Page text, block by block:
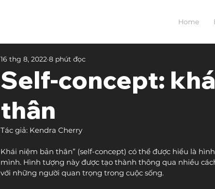
Home
Self-concept:
thân
16 thg 8, 2022 8 phút đọc
Tác giả: Kendra Cherry
Khái niệm bản thân” (self-concept) có thể được hiểu là
mình. Hình tượng này được tạo thành thông qua nhiều
với những người quan trọng trong cuộc sống.